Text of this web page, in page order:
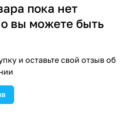
пока нет
вы можете быть
и оставьте свой отзыв об